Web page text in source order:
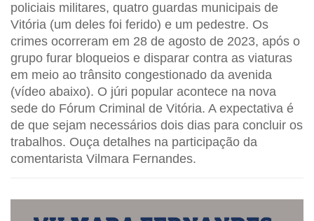
policiais militares, quatro guardas municipais de
Vitória (um deles foi ferido) e um pedestre. Os
crimes ocorreram em 28 de agosto de 2023, após o
grupo furar bloqueios e disparar contra as viaturas
em meio ao trânsito congestionado da avenida
(vídeo abaixo). O júri popular acontece na nova
sede do Fórum Criminal de Vitória. A expectativa é
de que sejam necessários dois dias para concluir os
trabalhos. Ouça detalhes na participação da
comentarista Vilmara Fernandes.